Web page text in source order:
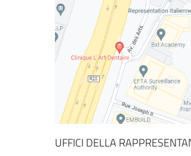
UFFICI DELLA